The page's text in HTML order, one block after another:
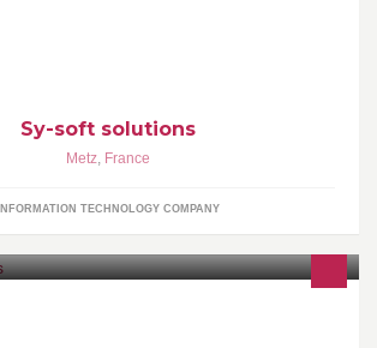
Sy-soft solutions
Metz, France
INFORMATION TECHNOLOGY COMPANY